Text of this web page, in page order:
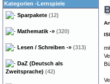
Kategorien -Lernspiele
Sparpakete (12)
Mathematik -» (320)
Lesen / Schreiben -» (313)
DaZ (Deutsch als
Zweitsprache) (42)